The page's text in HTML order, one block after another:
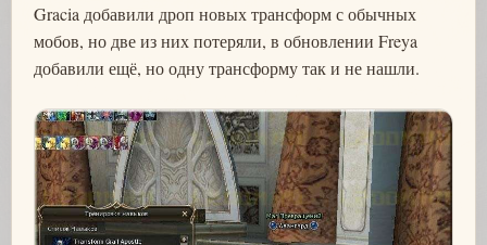
Gracia добавили дроп новых трансформ с обычных
мобов, но две из них потеряли, в обновлении Freya
добавили ещё, но одну трансформу так и не нашли.